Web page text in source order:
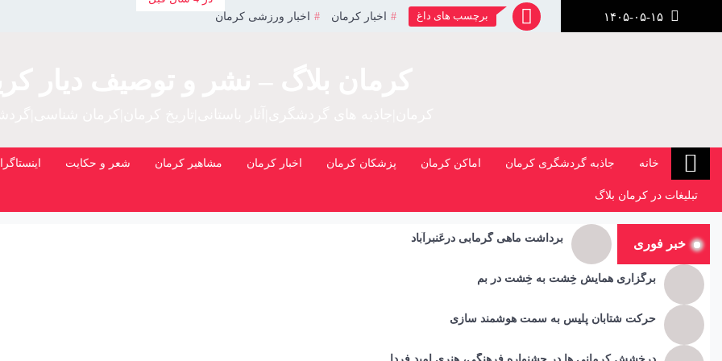
برچسب های داغ اخبار کرمان اخبار ورزشی کرمان
خانه جاذبه گردشگری کرمان اماکن کرمان پزشکان کرمان اخبار کرمان مشاهیر کرمان شعر و حکایت
تبلیغات در کرمان بلاگ
خبر فوری برداشت ماهی گرمابی درعَنبرآباد
برگزاری همایش خِشت به خِشت در بم
حرکت شتابان پلیس به سمت هوشمند سازی